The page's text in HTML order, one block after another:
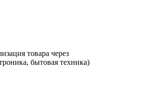
товара через
бытовая техника)